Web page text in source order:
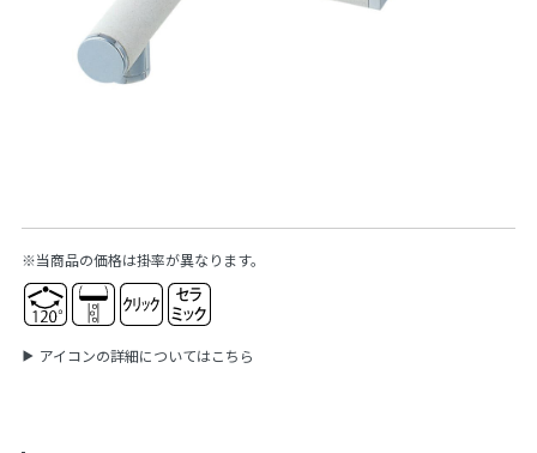
※当商品の価格は掛率が異なります。
アイコンの詳細についてはこちら